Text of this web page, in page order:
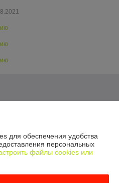
для обеспечения удобства
персональных
файлы cookies или